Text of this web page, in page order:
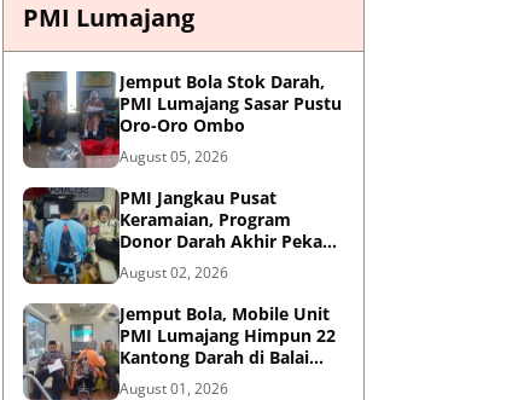
PMI Lumajang
Jemput Bola Stok Darah,
PMI Lumajang Sasar Pustu
Oro-Oro Ombo
August 05, 2026
PMI Jangkau Pusat
Keramaian, Program
Donor Darah Akhir Pekan
di GM Plaza Lumajang
Disambut Antusias
August 02, 2026
Jemput Bola, Mobile Unit
PMI Lumajang Himpun 22
Kantong Darah di Balai
Desa Jatirejo Kunir
August 01, 2026